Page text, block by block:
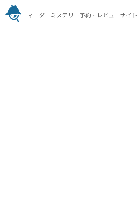
マーダーミステリー予約・レビューサイト